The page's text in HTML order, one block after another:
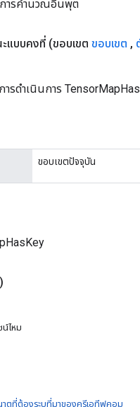
ารคำนวณอินพุต
แบบคงที่ (ขอบเขต ขอบเขต ,
ารดำเนินการ
ขอบเขตปัจจุบัน
ไหม
ตที่ต้องระบุที่มาของครีเอทีฟคอม